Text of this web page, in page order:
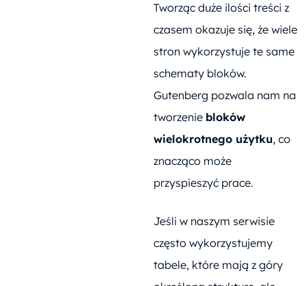
Tworząc duże ilości treści z
czasem okazuje się, że wiele
stron wykorzystuje te same
schematy bloków.
Gutenberg pozwala nam na
tworzenie bloków
wielokrotnego użytku, co
znacząco może
przyspieszyć prace.
Jeśli w naszym serwisie
często wykorzystujemy
tabele, które mają z góry